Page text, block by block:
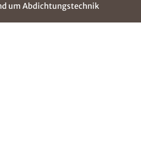
um Abdichtungstechnik